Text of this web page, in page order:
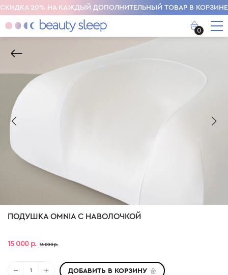
СКИДКА 20% НА КАЖДЫЙ ДОПОЛНИТЕЛЬНЫЙ ТОВАР В КОРЗИНЕ
0
ПОДУШКА OMNIA С НАВОЛОЧКОЙ
16 000 р.
15 000 р.
ДОБАВИТЬ В КОРЗИНУ